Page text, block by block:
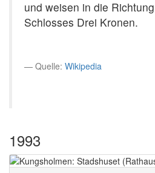
und weisen in die
Schlosses Drei Kronen.
Quelle: Wikipedia
1993